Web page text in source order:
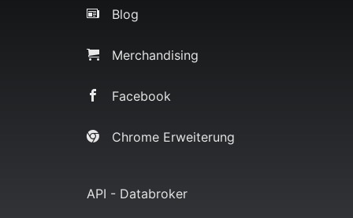
Blog
Merchandising
Facebook
Chrome Erweiterung
API - Databroker